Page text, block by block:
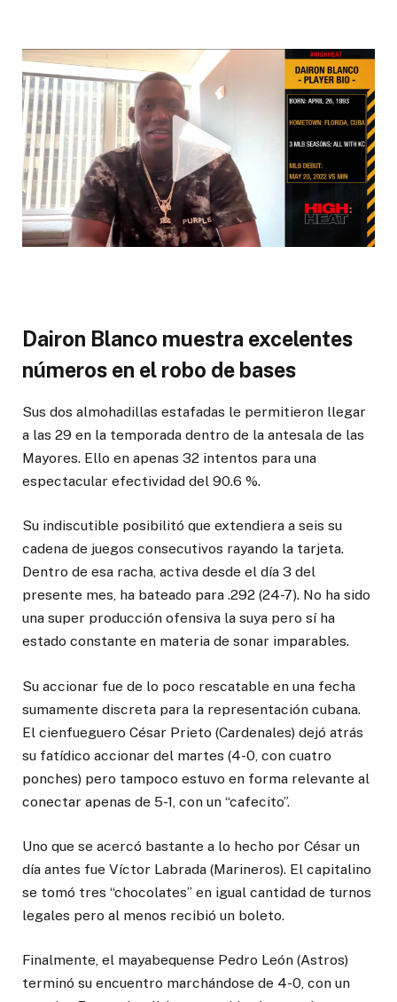
Dairon Blanco muestra excelentes
números en el robo de bases
Sus dos almohadillas estafadas le permitieron llegar
a las 29 en la temporada dentro de la antesala de las
Mayores. Ello en apenas 32 intentos para una
espectacular efectividad del 90.6 %.
Su indiscutible posibilitó que extendiera a seis su
cadena de juegos consecutivos rayando la tarjeta.
Dentro de esa racha, activa desde el día 3 del
presente mes, ha bateado para .292 (24-7). No ha sido
una super producción ofensiva la suya pero sí ha
estado constante en materia de sonar imparables.
Su accionar fue de lo poco rescatable en una fecha
sumamente discreta para la representación cubana.
El cienfueguero César Prieto (Cardenales) dejó atrás
su fatídico accionar del martes (4-0, con cuatro
ponches) pero tampoco estuvo en forma relevante al
conectar apenas de 5-1, con un “cafecito”.
Uno que se acercó bastante a lo hecho por César un
día antes fue Víctor Labrada (Marineros). El capitalino
se tomó tres “chocolates” en igual cantidad de turnos
legales pero al menos recibió un boleto.
Finalmente, el mayabequense Pedro León (Astros)
terminó su encuentro marchándose de 4-0, con un